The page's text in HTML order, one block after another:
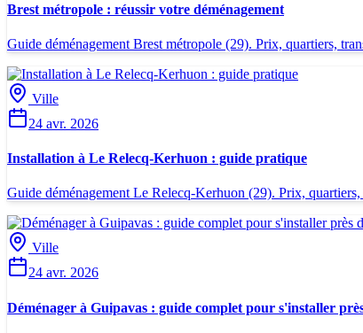
Brest métropole : réussir votre déménagement
Guide déménagement Brest métropole (29). Prix, quartiers,
Ville
24 avr. 2026
Installation à Le Relecq-Kerhuon : guide pratique
Guide déménagement Le Relecq-Kerhuon (29). Prix,
Ville
24 avr. 2026
Déménager à Guipavas : guide complet pour s'installer